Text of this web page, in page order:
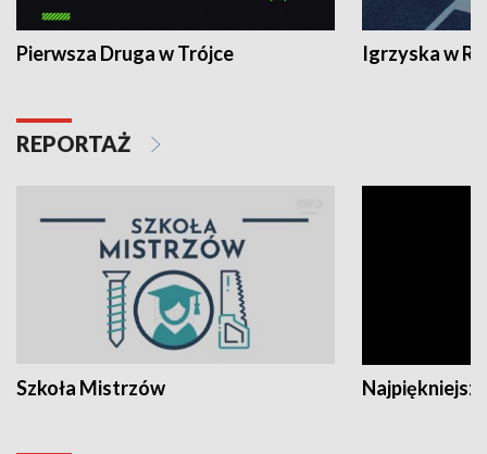
Pierwsza Druga w Trójce Igrzyska w
REPORTAŻ
Szkoła Mistrzów